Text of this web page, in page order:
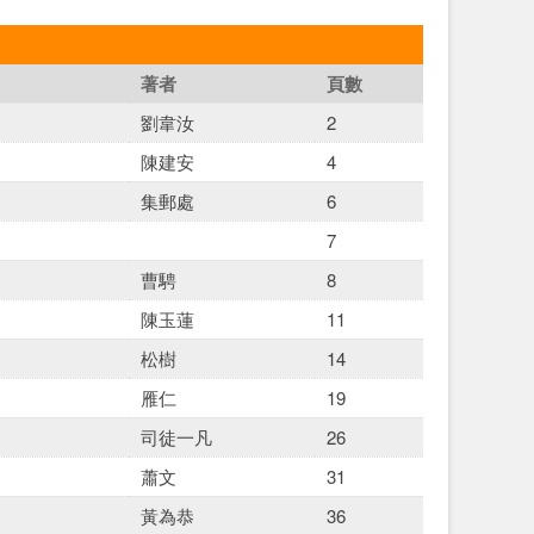
著者 頁數
劉韋汝
2
陳建安
4
集郵處
6
7
曹騁
8
陳玉蓮
11
松樹
14
雁仁
19
司徒一凡
26
蕭文
31
黃為恭 36